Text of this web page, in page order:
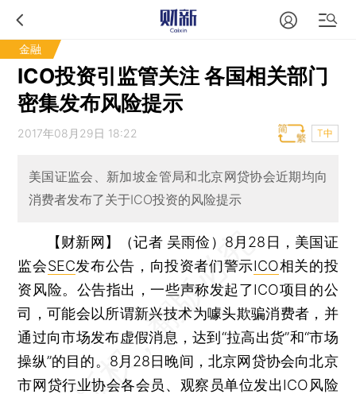
金融
ICO投资引监管关注 各国相关部门
密集发布风险提示
2017年08月29日 18:22 T中
美国证监会、新加坡金管局和北京网贷协会近期均向
消费者发布了关于ICO投资的风险提示
【财新网】（记者 吴雨俭） 8月28日，美国证
监会SEC发布公告，向投资者们警示ICO相关的投
资风险。公告指出，一些声称发起了ICO项目的公
司，可能会以所谓新兴技术为噱头欺骗消费者，并
通过向市场发布虚假消息，达到“拉高出货”和“市场
操纵”的目的。8月28日晚间，北京网贷协会向北京
市网贷行业协会各会员、观察员单位发出ICO风险